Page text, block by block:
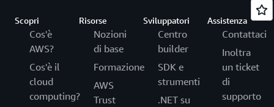
Scopri
Cos'è
AWS?
Cos'è il
cloud
computing?
Risorse
Nozioni
di base
Formazione
AWS
Trust
Sviluppatori
Centro
builder
SDK e
strumenti
.NET su
Assistenza
Contattaci
Inoltra
un ticket
di
supporto